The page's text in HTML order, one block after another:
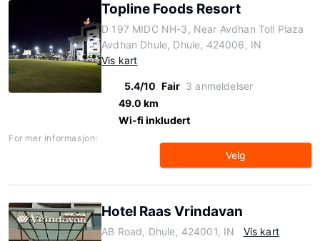
Topline Foods Resort
D 197 MIDC NH-3, Near Avdhan Toll Plaza
Avdhan Dhule, Dhule, 424006, IN
Vis kart
5.4/10 Fair 3 anmeldelser
49.0 km
Wi-fi inkludert
For mer informasjon:
Velg
Hotel Raas Vrindavan
AB Road, Dhule, 424001, IN Vis kart